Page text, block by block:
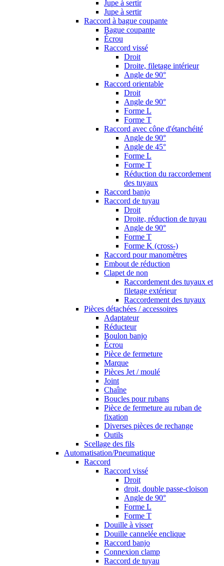
Jupe à sertir
Jupe à sertir
Raccord à bague coupante
Bague coupante
Écrou
Raccord vissé
Droit
Droite, filetage intérieur
Angle de 90°
Raccord orientable
Droit
Angle de 90°
Forme L
Forme T
Raccord avec cône d'étanchéité
Angle de 90°
Angle de 45°
Forme L
Forme T
Réduction du raccordement
des tuyaux
Raccord banjo
Raccord de tuyau
Droit
Droite, réduction de tuyau
Angle de 90°
Forme T
Forme K (cross-)
Raccord pour manomètres
Embout de réduction
Clapet de non
Raccordement des tuyaux et
filetage extérieur
Raccordement des tuyaux
Pièces détachées / accessoires
Adaptateur
Réducteur
Boulon banjo
Écrou
Pièce de fermeture
Marque
Pièces Jet / moulé
Joint
Chaîne
Boucles pour rubans
Pièce de fermeture au ruban de
fixation
Diverses pièces de rechange
Outils
Scellage des fils
Automatisation/Pneumatique
Raccord
Raccord vissé
Droit
droit, double passe-cloison
Angle de 90°
Forme L
Forme T
Douille à visser
Douille cannelée enclique
Raccord banjo
Connexion clamp
Raccord de tuyau